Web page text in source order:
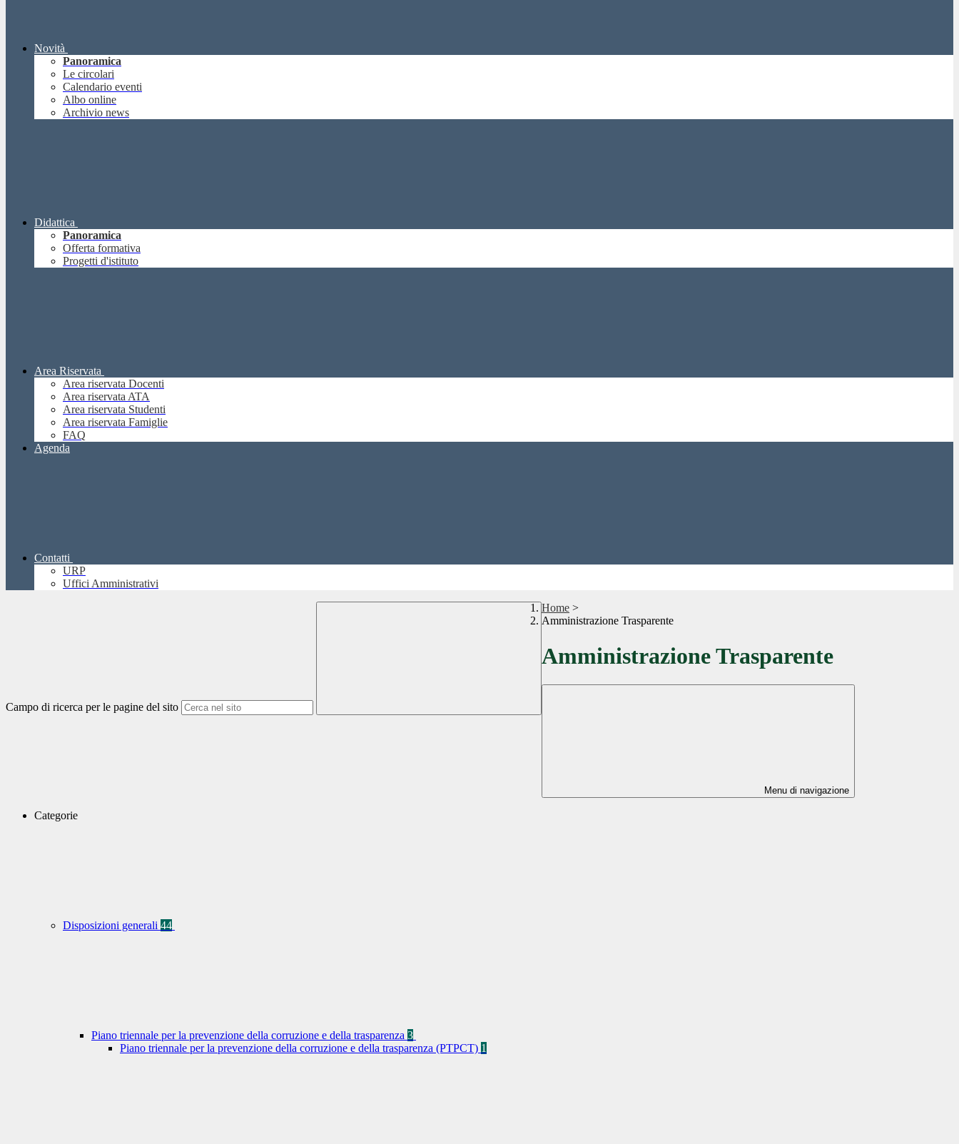
Novità
Panoramica
Le circolari
Calendario eventi
Albo online
Archivio news
Didattica
Panoramica
Offerta formativa
Progetti d'istituto
Area Riservata
Area riservata Docenti
Area riservata ATA
Area riservata Studenti
Area riservata Famiglie
FAQ
Agenda
Contatti
URP
Uffici Amministrativi
Campo di ricerca per le pagine del sito
Home >
Amministrazione Trasparente
Amministrazione Trasparente
Menu di navigazione
Categorie
Disposizioni generali 44
Piano triennale per la prevenzione della corruzione e della trasparenza 3
Piano triennale per la prevenzione della corruzione e della trasparenza (PTPCT) 1